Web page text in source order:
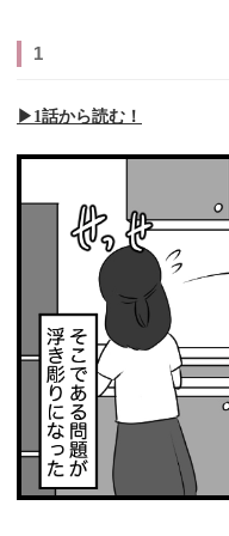
1
▶︎1話から読む！